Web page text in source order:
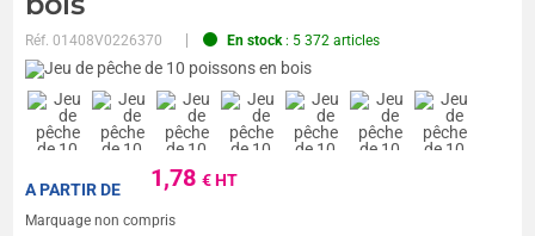
Réf.01408V0226370 En stock: 5 372 articles
1,78€ HT
A PARTIR DE
Marquage non compris